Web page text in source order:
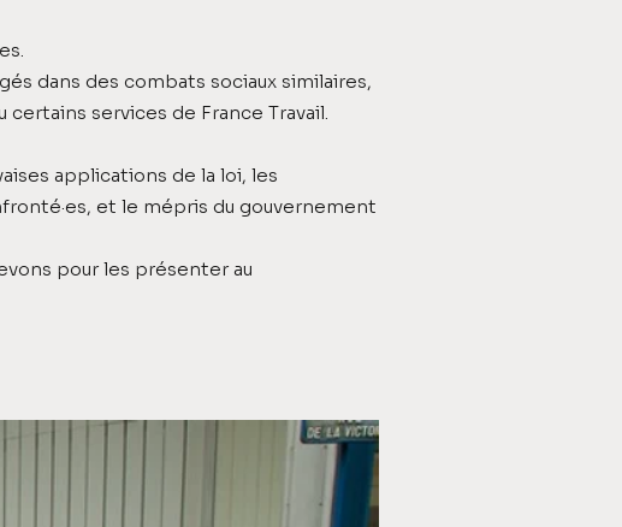
dans des combats sociaux similaires,
certains services de France Travail.
applications de la loi, les
et le mépris du gouvernement
pour les présenter au